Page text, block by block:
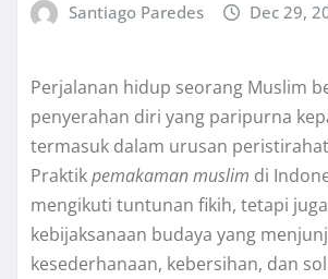
Santiago Paredes Dec 29,
Perjalanan hidup seorang Muslim
penyerahan diri yang paripurna
termasuk dalam urusan
Praktikpemakaman muslim di
mengikuti tuntunan fikih, tetapi
kebijaksanaan budaya yang
kesederhanaan, kebersihan, dan